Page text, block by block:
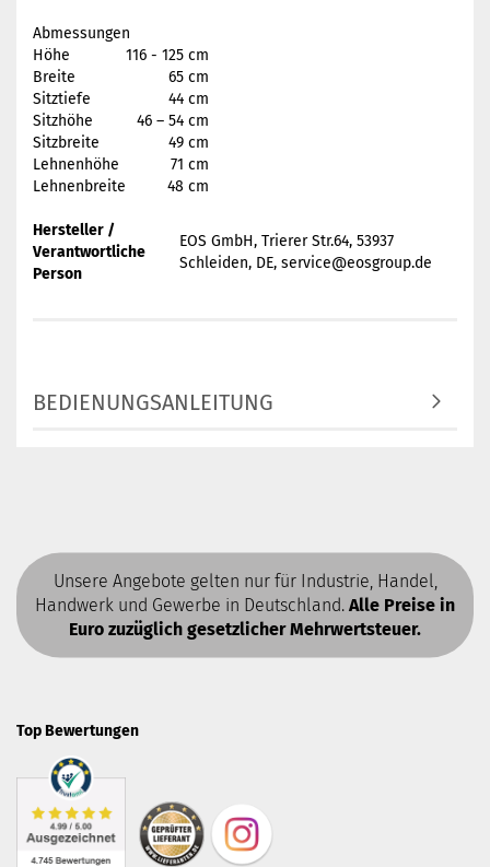
Abmessungen
Höhe
116 - 125 cm
Breite
65 cm
Sitztiefe
44 cm
Sitzhöhe
46 – 54 cm
Sitzbreite
49 cm
Lehnenhöhe
71 cm
Lehnenbreite
48 cm
Hersteller /
Verantwortliche
Person
EOS GmbH, Trierer Str.64, 53937
Schleiden, DE, service@eosgroup.de
BEDIENUNGSANLEITUNG
Unsere Angebote gelten nur für Industrie, Handel,
Handwerk und Gewerbe in Deutschland. Alle Preise in
Euro zuzüglich gesetzlicher Mehrwertsteuer.
Top Bewertungen